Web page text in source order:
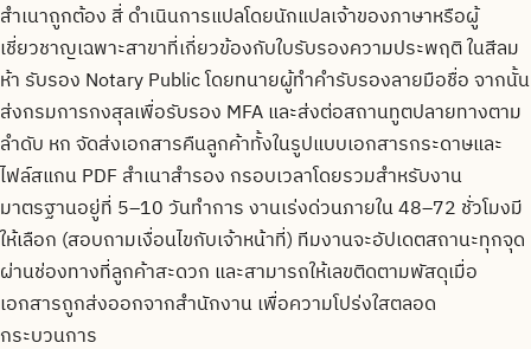
สำเนาถูกต้อง สี่ ดำเนินการแปลโดยนักแปลเจ้าของภาษาหรือผู้
เชี่ยวชาญเฉพาะสาขาที่เกี่ยวข้องกับใบรับรองความประพฤติ ในสีลม
ห้า รับรอง Notary Public โดยทนายผู้ทำคำรับรองลายมือชื่อ จากนั้น
ส่งกรมการกงสุลเพื่อรับรอง MFA และส่งต่อสถานทูตปลายทางตาม
ลำดับ หก จัดส่งเอกสารคืนลูกค้าทั้งในรูปแบบเอกสารกระดาษและ
ไฟล์สแกน PDF สำเนาสำรอง กรอบเวลาโดยรวมสำหรับงาน
มาตรฐานอยู่ที่ 5–10 วันทำการ งานเร่งด่วนภายใน 48–72 ชั่วโมงมี
ให้เลือก (สอบถามเงื่อนไขกับเจ้าหน้าที่) ทีมงานจะอัปเดตสถานะทุกจุด
ผ่านช่องทางที่ลูกค้าสะดวก และสามารถให้เลขติดตามพัสดุเมื่อ
เอกสารถูกส่งออกจากสำนักงาน เพื่อความโปร่งใสตลอด
กระบวนการ